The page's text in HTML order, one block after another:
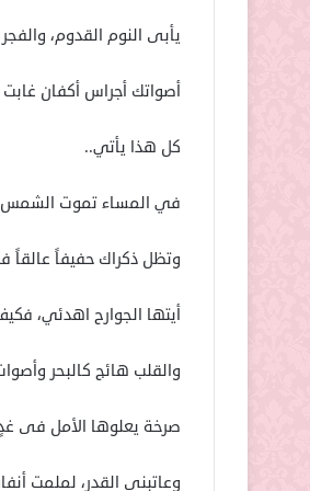
يأبى النوم القدوم،
أصواتك أجراس أكفان
كل هذا يأتي..
في المساء تموت الشمس
وتظل ذكراك حفيفاً عالقاً
أيتها الجوارح اهدئي،
والقلب هائج كالبحر
صرخة يعلوها الأمل فى
وعاتبنى القدر، لملمت